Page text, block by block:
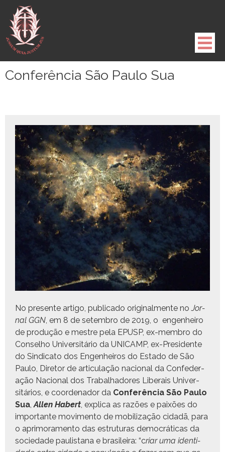
para
conteúdo
Conferência São Paulo Sua
No pre­sente arti­go, pub­li­ca­do orig­i­nal­mente noJor­
nal GGN, em 8 de setem­bro de 2019, o engen­heiro
de pro­dução e mestre pela EPUSP, ex-mem­bro do
Con­sel­ho Uni­ver­sitário da UNICAMP, ex-Pres­i­dente
do Sindi­ca­to dos Engen­heiros do Esta­do de São
Paulo, Dire­tor de artic­u­lação nacional da Con­fed­er­
ação Nacional dos Tra­bal­hadores Lib­erais Uni­ver­
sitários, e coor­de­nador da Con­fer­ên­cia São Paulo
Sua,Allen Habert, expli­ca as razões e paixões do
impor­tante movi­men­to de mobi­liza­ção cidadã, para
o apri­mora­men­to das estru­turas democráti­cas da
sociedade paulis­tana e brasileira: “criar uma iden­ti­